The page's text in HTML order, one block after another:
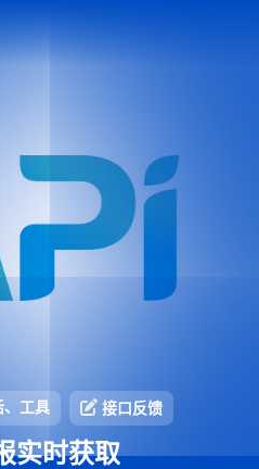
、工具 接口反馈
实时获取